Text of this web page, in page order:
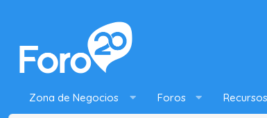
Zona de Negocios Foros Recursos